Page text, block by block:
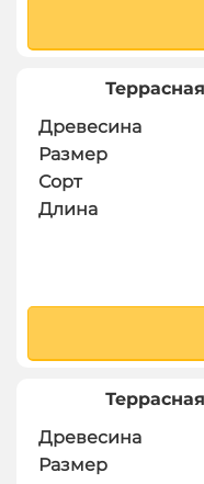
Древесина
Размер
Сорт
Длина
Древесина
Размер